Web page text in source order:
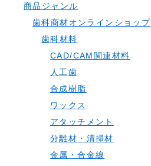
商品ジャンル
歯科商材オンラインショップ
歯科材料
CAD/CAM関連材料
人工歯
合成樹脂
ワックス
アタッチメント
分離材・清掃材
金属・合金線